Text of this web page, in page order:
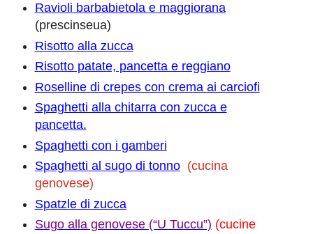
Ravioli barbabietola e maggiorana
(prescinseua)
Risotto alla zucca
Risotto patate, pancetta e reggiano
Roselline di crepes con crema ai carciofi
Spaghetti alla chitarra con zucca e
pancetta.
Spaghetti con i gamberi
Spaghetti al sugo di tonno (cucina
genovese)
Spatzle di zucca
Sugo alla genovese (“U Tuccu”) (cucine